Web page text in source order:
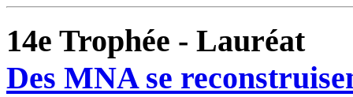
14e Trophée - Lauréat
Des MNA se